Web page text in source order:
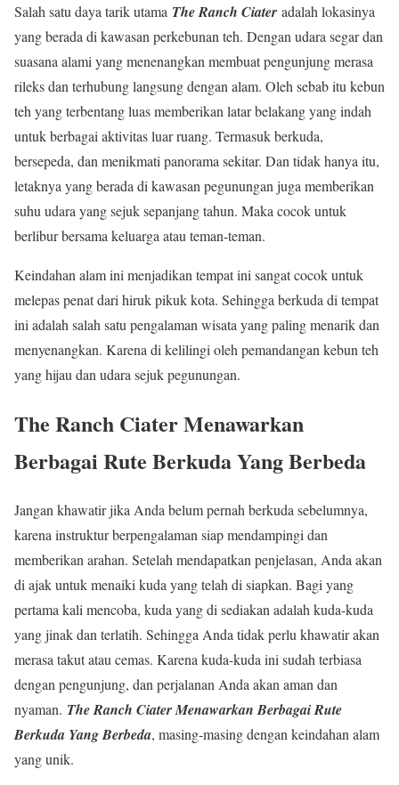
Salah satu daya tarik utama The Ranch Ciater adalah lokasinya
yang berada di kawasan perkebunan teh. Dengan udara segar dan
suasana alami yang menenangkan membuat pengunjung merasa
rileks dan terhubung langsung dengan alam. Oleh sebab itu kebun
teh yang terbentang luas memberikan latar belakang yang indah
untuk berbagai aktivitas luar ruang. Termasuk berkuda,
bersepeda, dan menikmati panorama sekitar. Dan tidak hanya itu,
letaknya yang berada di kawasan pegunungan juga memberikan
suhu udara yang sejuk sepanjang tahun. Maka cocok untuk
berlibur bersama keluarga atau teman-teman.
Keindahan alam ini menjadikan tempat ini sangat cocok untuk
melepas penat dari hiruk pikuk kota. Sehingga berkuda di tempat
ini adalah salah satu pengalaman wisata yang paling menarik dan
menyenangkan. Karena di kelilingi oleh pemandangan kebun teh
yang hijau dan udara sejuk pegunungan.
The Ranch Ciater Menawarkan
Berbagai Rute Berkuda Yang Berbeda
Jangan khawatir jika Anda belum pernah berkuda sebelumnya,
karena instruktur berpengalaman siap mendampingi dan
memberikan arahan. Setelah mendapatkan penjelasan, Anda akan
di ajak untuk menaiki kuda yang telah di siapkan. Bagi yang
pertama kali mencoba, kuda yang di sediakan adalah kuda-kuda
yang jinak dan terlatih. Sehingga Anda tidak perlu khawatir akan
merasa takut atau cemas. Karena kuda-kuda ini sudah terbiasa
dengan pengunjung, dan perjalanan Anda akan aman dan
nyaman. The Ranch Ciater Menawarkan Berbagai Rute
Berkuda Yang Berbeda, masing-masing dengan keindahan alam
yang unik.